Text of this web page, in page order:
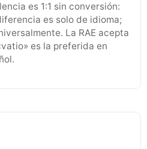
es 1:1 sin conversión:
es solo de idioma;
La RAE acepta
es la preferida en